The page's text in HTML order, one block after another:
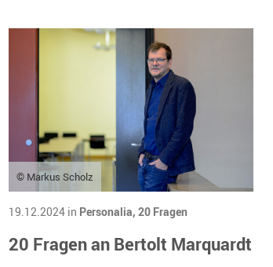
© Markus Scholz
19.12.2024 in Personalia, 20 Fragen
20 Fragen an Bertolt Marquardt